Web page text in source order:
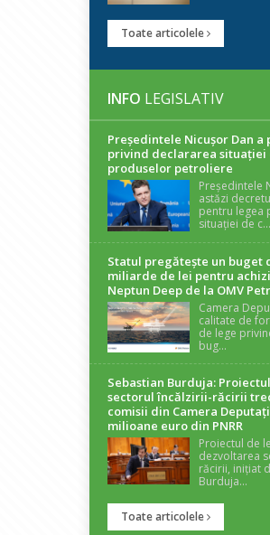
Toate articolele
INFO LEGISLATIV
Președintele Nicuşor Dan
privind declararea situaţiei
produselor petroliere
Președintele
astăzi
pentru legea
situației de c...
Statul pregătește un buget
miliarde de lei pentru
Neptun Deep de la OMV
Camera
calitate de
de lege
bug...
Sebastian Burduja:
sectorul încălzirii-răcirii
comisii din Camera
milioane euro din PNRR
Proiectul de
dezvoltarea
răcirii, inițiat
Burduja...
Toate articolele